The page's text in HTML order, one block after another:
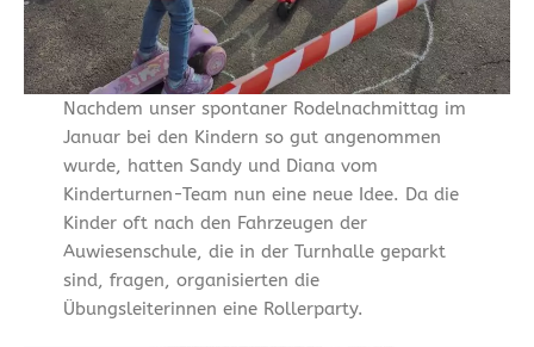
Nachdem unser spontaner Rodelnachmittag im
Januar bei den Kindern so gut angenommen
wurde, hatten Sandy und Diana vom
Kinderturnen-Team nun eine neue Idee. Da die
Kinder oft nach den Fahrzeugen der
Auwiesenschule, die in der Turnhalle geparkt
sind, fragen, organisierten die
Übungsleiterinnen eine Rollerparty.